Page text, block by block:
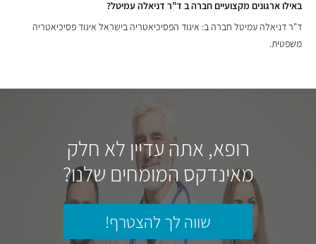
באילו ארגונים מקצועיים חברה ב ד"ר דניאלה עמיטל?
ד"ר דניאלה עמיטל חברה ב: איגוד הפסיכיאטריה בישראל איגוד פסיכיאטריה
משפטית.
רופא, אתה עדיין לא חלק
מאינדקס המומחים שלנו?
שווה לך להצטרף!